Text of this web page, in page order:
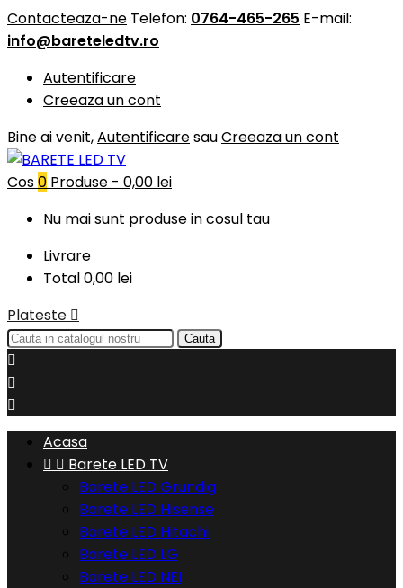
Contacteaza-ne Telefon: 0764-465-265 E-mail:
info@bareteledtv.ro
Autentificare
Creeaza un cont
Bine ai venit,AutentificaresauCreeaza un cont
Cos0 Produse - 0,00 lei
Nu mai sunt produse in cosul tau
Livrare
Total0,00 lei
Plateste 
Cauta



Acasa
  Barete LED TV
Barete LED Grundig
Barete LED Hisense
Barete LED Hitachi
Barete LED LG
Barete LED NEI